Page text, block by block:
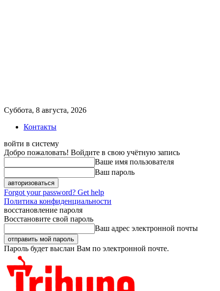
Суббота, 8 августа, 2026
Контакты
войти в систему
Добро пожаловать! Войдите в свою учётную запись
Ваше имя пользователя
Ваш пароль
Forgot your password? Get help
Политика конфиденциальности
восстановление пароля
Восстановите свой пароль
Ваш адрес электронной почты
Пароль будет выслан Вам по электронной почте.